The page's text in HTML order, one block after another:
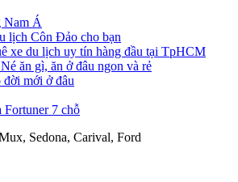
Nam Á
lịch Côn Đảo cho bạn
xe du lịch uy tín hàng đầu tại TpHCM
ăn gì, ăn ở đâu ngon và rẻ
mới ở đâu
Fortuner 7 chỗ
Sedona, Carival, Ford